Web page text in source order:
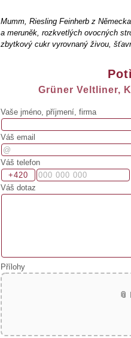
Mumm, Riesling Feinherb z
a meruněk, rozkvetlých ovocných
zbytkový cukr vyrovnaný živou,
Grüner Veltliner,
Vaše jméno, příjmení, firma
Váš email
Váš telefon
Váš dotaz
Přílohy